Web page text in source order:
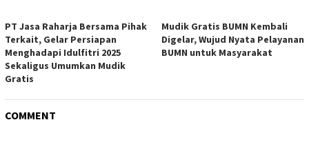
PT Jasa Raharja Bersama Pihak
Terkait, Gelar Persiapan
Menghadapi Idulfitri 2025
Sekaligus Umumkan Mudik
Gratis
Mudik Gratis BUMN Kembali
Digelar, Wujud Nyata Pelayanan
BUMN untuk Masyarakat
COMMENT